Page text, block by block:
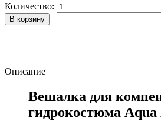
Количество:
В корзину
Описание
Вешалка для
гидрокостюма Aqua